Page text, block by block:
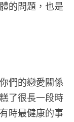
的問題，也是
們的戀愛關係
了很長一段時
時最健康的事